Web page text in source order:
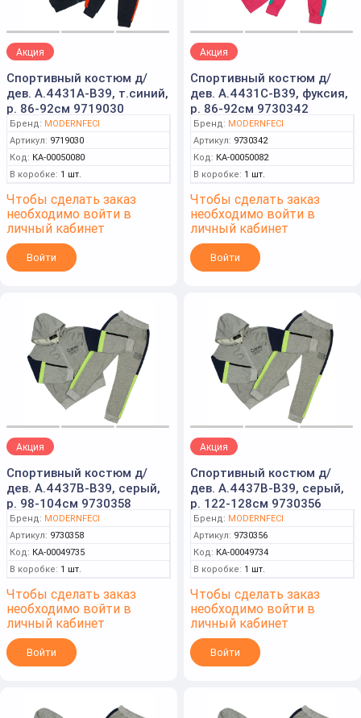
Акция
Спортивный костюм д/
дев. А.4431А-B39, т.синий,
р. 86-92см 9719030
Бренд: MODERNFECI
Артикул: 9719030
Код: КА-00050080
В коробке: 1 шт.
Чтобы сделать заказ
необходимо войти в
личный кабинет
Войти
Акция
Спортивный костюм д/
дев. А.4431С-B39, фуксия,
р. 86-92см 9730342
Бренд: MODERNFECI
Артикул: 9730342
Код: КА-00050082
В коробке: 1 шт.
Чтобы сделать заказ
необходимо войти в
личный кабинет
Войти
Акция
Спортивный костюм д/
дев. А.4437В-B39, серый,
р. 98-104см 9730358
Бренд: MODERNFECI
Артикул: 9730358
Код: КА-00049735
В коробке: 1 шт.
Чтобы сделать заказ
необходимо войти в
личный кабинет
Войти
Акция
Спортивный костюм д/
дев. А.4437В-B39, серый,
р. 122-128см 9730356
Бренд: MODERNFECI
Артикул: 9730356
Код: КА-00049734
В коробке: 1 шт.
Чтобы сделать заказ
необходимо войти в
личный кабинет
Войти